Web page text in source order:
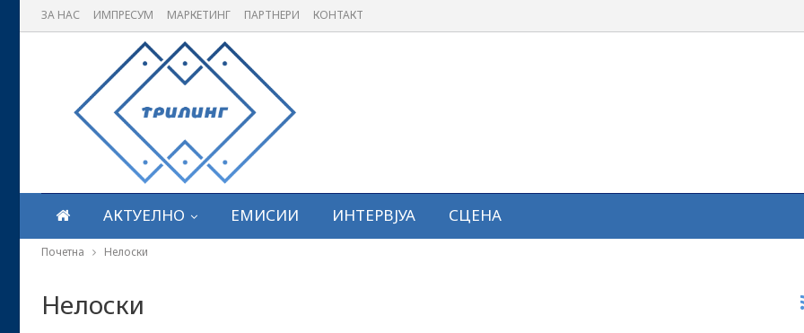
ЗА НАС ИМПРЕСУМ МАРКЕТИНГ ПАРТНЕРИ КОНТАКТ
АКТУЕЛНО ЕМИСИИ ИНТЕРВЈУА СЦЕНА
Почетна Нелоски
Нелоски